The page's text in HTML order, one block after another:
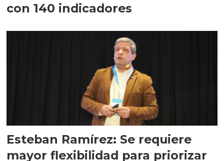
con 140 indicadores
Esteban Ramírez: Se requiere
mayor flexibilidad para priorizar